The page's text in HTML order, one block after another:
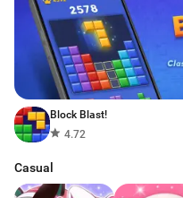
Block Blast!
4.72
Casual